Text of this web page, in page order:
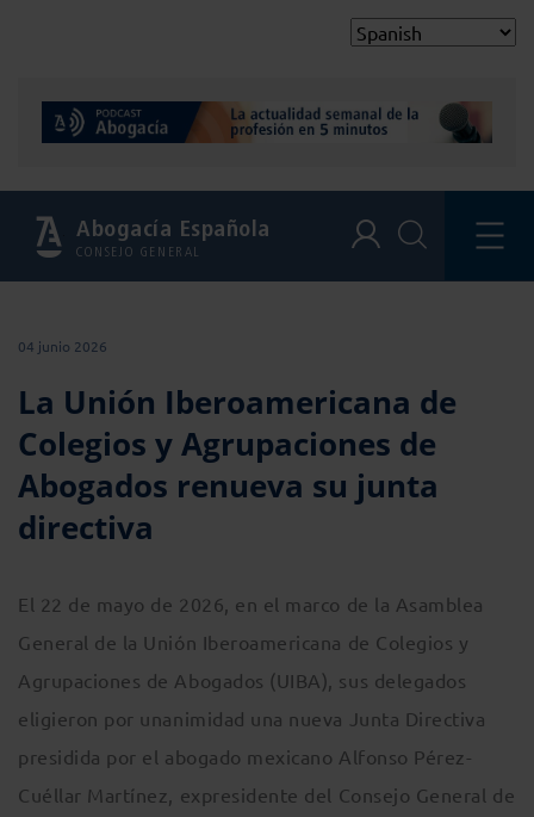
Abogacía Española
CONSEJO GENERAL
04 junio 2026
La Unión Iberoamericana de
Colegios y Agrupaciones de
Abogados renueva su junta
directiva
El 22 de mayo de 2026, en el marco de la Asamblea
General de la Unión Iberoamericana de Colegios y
Agrupaciones de Abogados (UIBA), sus delegados
eligieron por unanimidad una nueva Junta Directiva
presidida por el abogado mexicano Alfonso Pérez-
Cuéllar Martínez, expresidente del Consejo General de